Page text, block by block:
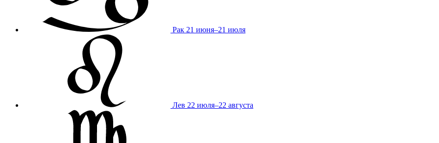
Рак 21 июня–21 июля
Лев 22 июля–22 августа